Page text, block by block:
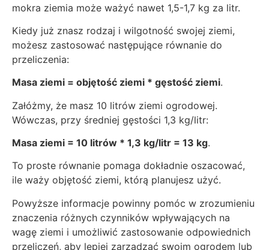
mokra ziemia może ważyć nawet 1,5-1,7 kg za litr.
Kiedy już znasz rodzaj i wilgotność swojej ziemi,
możesz zastosować następujące równanie do
przeliczenia:
Masa ziemi = objętość ziemi * gęstość ziemi.
Załóżmy, że masz 10 litrów ziemi ogrodowej.
Wówczas, przy średniej gęstości 1,3 kg/litr:
Masa ziemi = 10 litrów * 1,3 kg/litr = 13 kg.
To proste równanie pomaga dokładnie oszacować,
ile waży objętość ziemi, którą planujesz użyć.
Powyższe informacje powinny pomóc w zrozumieniu
znaczenia różnych czynników wpływających na
wagę ziemi i umożliwić zastosowanie odpowiednich
przeliczeń, aby lepiej zarządzać swoim ogrodem lub